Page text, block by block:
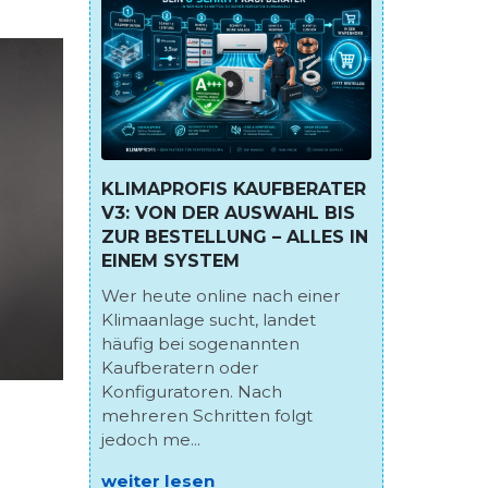
KLIMAPROFIS KAUFBERATER
V3: VON DER AUSWAHL BIS
ZUR BESTELLUNG – ALLES IN
EINEM SYSTEM
Wer heute online nach einer
Klimaanlage sucht, landet
häufig bei sogenannten
Kaufberatern oder
Konfiguratoren. Nach
mehreren Schritten folgt
jedoch me...
weiter lesen